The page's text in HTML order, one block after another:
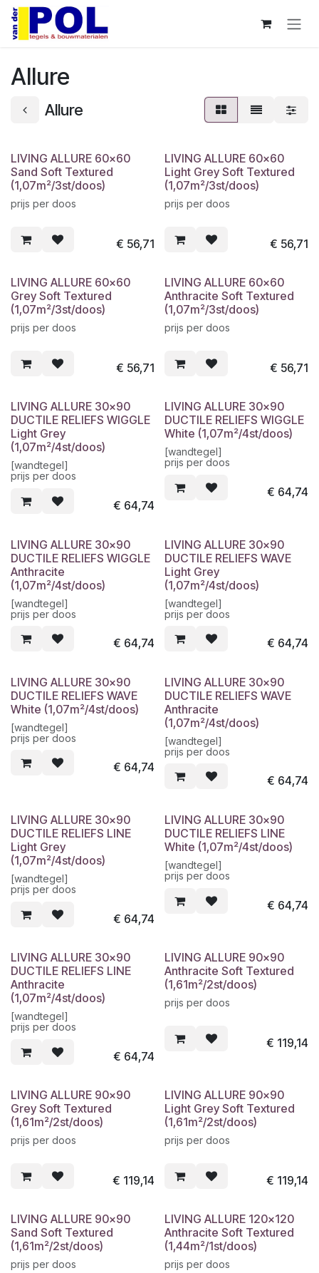
Overslaan naar inhoud
Allure
Allure
LIVING ALLURE 60x60
Sand Soft Textured
(1,07m²/3st/doos)
prijs per doos
€ 56,71
LIVING ALLURE 60x60
Light Grey Soft Textured
(1,07m²/3st/doos)
prijs per doos
€ 56,71
LIVING ALLURE 60x60
Grey Soft Textured
(1,07m²/3st/doos)
prijs per doos
€ 56,71
LIVING ALLURE 60x60
Anthracite Soft Textured
(1,07m²/3st/doos)
prijs per doos
€ 56,71
LIVING ALLURE 30x90
DUCTILE RELIEFS WIGGLE
Light Grey
(1,07m²/4st/doos)
[wandtegel]
prijs per doos
€ 64,74
LIVING ALLURE 30x90
DUCTILE RELIEFS WIGGLE
White (1,07m²/4st/doos)
[wandtegel]
prijs per doos
€ 64,74
LIVING ALLURE 30x90
DUCTILE RELIEFS WIGGLE
Anthracite
(1,07m²/4st/doos)
[wandtegel]
prijs per doos
€ 64,74
LIVING ALLURE 30x90
DUCTILE RELIEFS WAVE
Light Grey
(1,07m²/4st/doos)
[wandtegel]
prijs per doos
€ 64,74
LIVING ALLURE 30x90
DUCTILE RELIEFS WAVE
White (1,07m²/4st/doos)
[wandtegel]
prijs per doos
€ 64,74
LIVING ALLURE 30x90
DUCTILE RELIEFS WAVE
Anthracite
(1,07m²/4st/doos)
[wandtegel]
prijs per doos
€ 64,74
LIVING ALLURE 30x90
DUCTILE RELIEFS LINE
Light Grey
(1,07m²/4st/doos)
[wandtegel]
prijs per doos
€ 64,74
LIVING ALLURE 30x90
DUCTILE RELIEFS LINE
White (1,07m²/4st/doos)
[wandtegel]
prijs per doos
€ 64,74
LIVING ALLURE 30x90
DUCTILE RELIEFS LINE
Anthracite
(1,07m²/4st/doos)
[wandtegel]
prijs per doos
€ 64,74
LIVING ALLURE 90x90
Anthracite Soft Textured
(1,61m²/2st/doos)
prijs per doos
€ 119,14
LIVING ALLURE 90x90
Grey Soft Textured
(1,61m²/2st/doos)
prijs per doos
€ 119,14
LIVING ALLURE 90x90
Light Grey Soft Textured
(1,61m²/2st/doos)
prijs per doos
€ 119,14
LIVING ALLURE 90x90
Sand Soft Textured
(1,61m²/2st/doos)
prijs per doos
LIVING ALLURE 120x120
Anthracite Soft Textured
(1,44m²/1st/doos)
prijs per doos